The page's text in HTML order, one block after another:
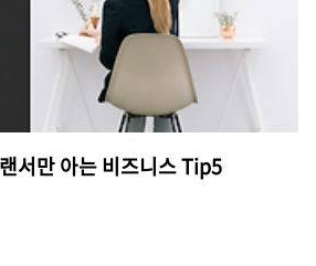
서만 아는 비즈니스 Tip5